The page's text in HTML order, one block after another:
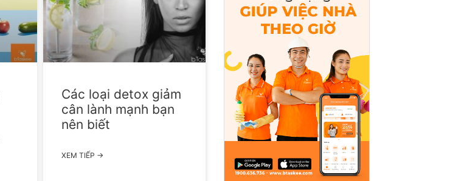
Các loại detox giảm
cân lành mạnh bạn
nên biết
XEM TIẾP →